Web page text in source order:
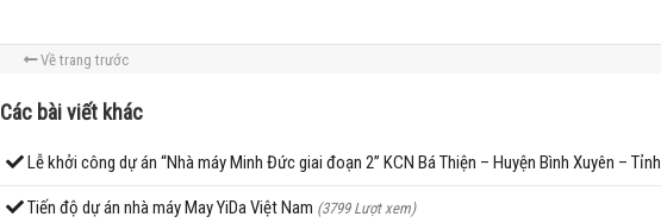
Về trang trước
Các bài viết khác
Lễ khởi công dự án “Nhà máy Minh Đức giai đoạn 2” KCN Bá Thiện – Huyện Bình Xuyên –
Tiến độ dự án nhà máy May YiDa Việt Nam (3799 Lượt xem)